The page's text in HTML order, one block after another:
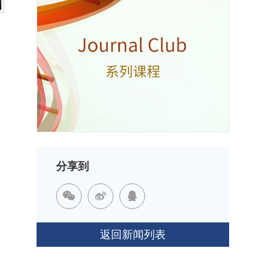
分享到
返回新闻列表